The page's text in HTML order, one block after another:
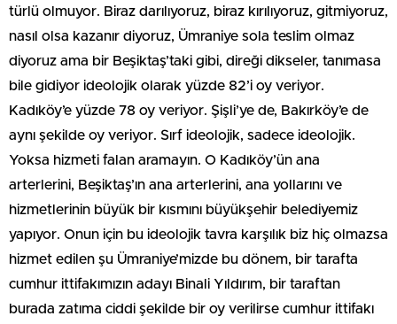
türlü olmuyor. Biraz darılıyoruz, biraz kırılıyoruz, gitmiyoruz,
nasıl olsa kazanır diyoruz, Ümraniye sola teslim olmaz
diyoruz ama bir Beşiktaş’taki gibi, direği dikseler, tanımasa
bile gidiyor ideolojik olarak yüzde 82’i oy veriyor.
Kadıköy’e yüzde 78 oy veriyor. Şişli’ye de, Bakırköy’e de
aynı şekilde oy veriyor. Sırf ideolojik, sadece ideolojik.
Yoksa hizmeti falan aramayın. O Kadıköy’ün ana
arterlerini, Beşiktaş’ın ana arterlerini, ana yollarını ve
hizmetlerinin büyük bir kısmını büyükşehir belediyemiz
yapıyor. Onun için bu ideolojik tavra karşılık biz hiç olmazsa
hizmet edilen şu Ümraniye’mizde bu dönem, bir tarafta
cumhur ittifakımızın adayı Binali Yıldırım, bir taraftan
burada zatıma ciddi şekilde bir oy verilirse cumhur ittifakı